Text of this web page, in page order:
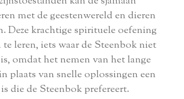
met de geestenwereld en dieren
Deze krachtige spirituele oefening
leren, iets waar de Steenbok niet
omdat het nemen van het lange
plaats van snelle oplossingen een
die de Steenbok prefereert.